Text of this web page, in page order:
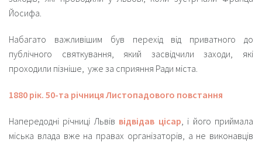
Йосифа.
Набагато важливішим був перехід від приватного до
публічного святкування, який засвідчилизаходи, які
проходили пізніше, уже за сприяння Ради міста.
1880 рік. 50-та річниця Листопадового повстання
Напередодні річниці Львів відвідав цісар, і його приймала
міська влада вже на правах організаторів, а не виконавців